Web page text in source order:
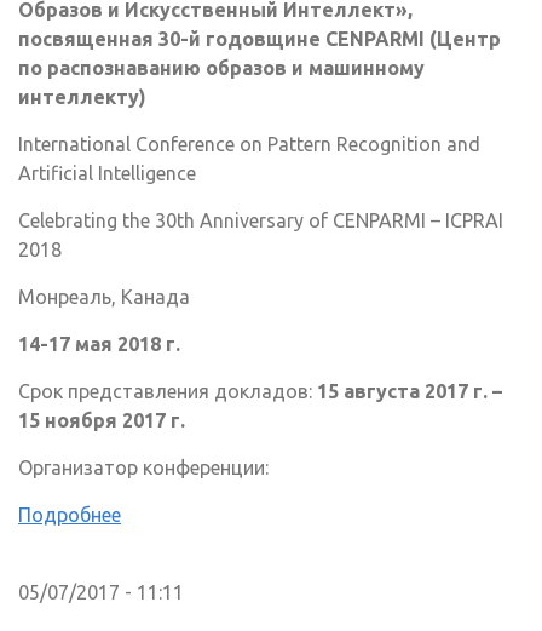
Образов и Искусственный Интеллект»,
посвященная 30-й годовщине CENPARMI (Центр
по распознаванию образов и машинному
интеллекту)
International Conference on Pattern Recognition and
Artificial Intelligence
Celebrating the 30th Anniversary of CENPARMI – ICPRAI
2018
Монреаль, Канада
14-17 мая 2018 г.
Срок представления докладов: 15 августа 2017 г. –
15 ноября 2017 г.
Организатор конференции:
Подробнее
05/07/2017 - 11:11